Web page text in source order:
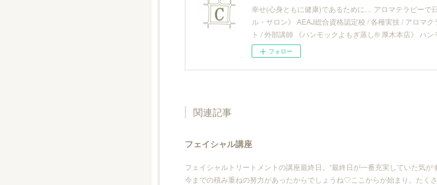
幸せ(心身ともに健康)であるために… アロマテラピーで
ル・サロン》 AEAJ総合資格認定校 / 各種実技 / アロマ
ト / 外部講師 《ハンモックよもぎ蒸し® 厚木本店》 ハ
フォロー
関連記事
フェイシャル講座
フェイシャルトリートメントの講座最終日。“最終日が一番充実していた気が
今までの積み重ねの努力があったからでしょうね♡ここからが始まり。たく